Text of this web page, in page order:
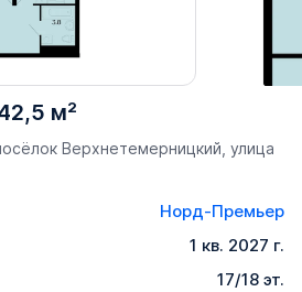
м²
Верхнетемерницкий, улица
Норд-Премьер
1 кв. 2027 г.
17/18 эт.